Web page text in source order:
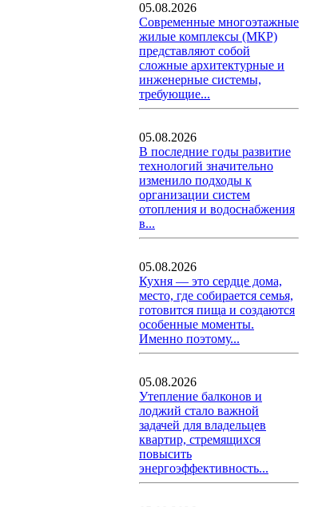
05.08.2026
Современные многоэтажные
жилые комплексы (МКР)
представляют собой
сложные архитектурные и
инженерные системы,
требующие...
05.08.2026
В последние годы развитие
технологий значительно
изменило подходы к
организации систем
отопления и водоснабжения
в...
05.08.2026
Кухня — это сердце дома,
место, где собирается семья,
готовится пища и создаются
особенные моменты.
Именно поэтому...
05.08.2026
Утепление балконов и
лоджий стало важной
задачей для владельцев
квартир, стремящихся
повысить
энергоэффективность...